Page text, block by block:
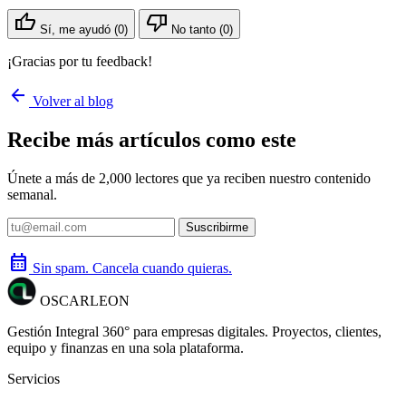
thumb_up Sí, me ayudó (0) thumb_down No tanto (0)
¡Gracias por tu feedback!
arrow_back Volver al blog
Recibe más artículos como este
Únete a más de 2,000 lectores que ya reciben nuestro contenido
semanal.
Suscribirme
calendar_month Sin spam. Cancela cuando quieras.
OSCARLEON
Gestión Integral 360° para empresas digitales. Proyectos, clientes,
equipo y finanzas en una sola plataforma.
Servicios